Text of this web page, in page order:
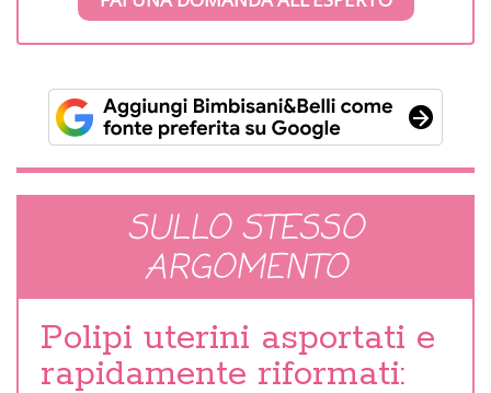
SULLO STESSO
ARGOMENTO
Polipi uterini asportati e
rapidamente riformati: